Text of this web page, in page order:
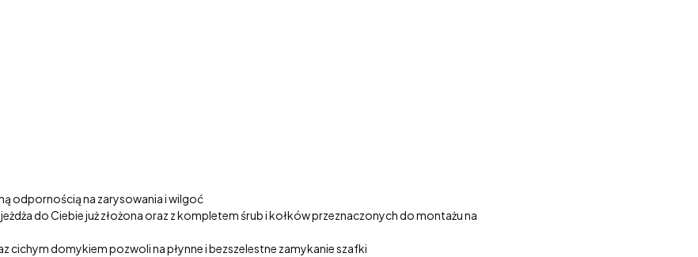
odpornością na zarysowania i wilgoć
do Ciebie już złożona oraz z kompletem śrub i kołków przeznaczonych do montażu na
cichym domykiem pozwoli na płynne i bezszelestne zamykanie szafki